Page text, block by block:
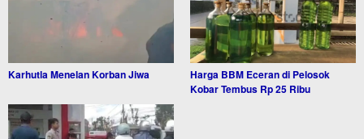
Karhutla Menelan Korban Jiwa
Harga BBM Eceran di Pelosok
Kobar Tembus Rp 25 Ribu